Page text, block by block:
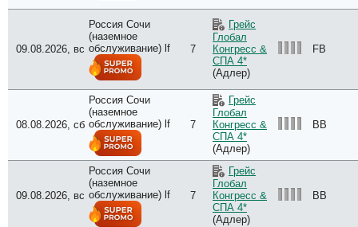
09.08.2026, вс
Россия Сочи
(наземное
обслуживание) lf
7
Грейс
Глобал
Конгресс &
СПА 4*
(Адлер)
FB
08.08.2026, сб
Россия Сочи
(наземное
обслуживание) lf
7
Грейс
Глобал
Конгресс &
СПА 4*
(Адлер)
BB
09.08.2026, вс
Россия Сочи
(наземное
обслуживание) lf
7
Грейс
Глобал
Конгресс &
СПА 4*
(Адлер)
BB